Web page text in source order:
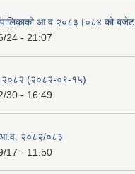
आ व २०८३।०८४ को
24 - 21:07
२०८२ (२०८२-०९-१५)
30 - 16:49
२०८२/०८३
17 - 11:50